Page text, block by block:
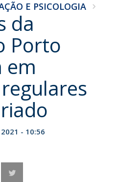
E PSICOLOGIA
da
Porto
em
- 10:56